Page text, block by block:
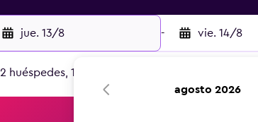
jue. 13/8 - vie. 14/8
2 huéspedes, 1 habitación
agosto 2026